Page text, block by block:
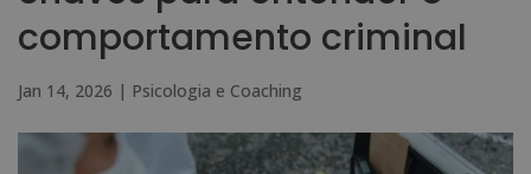
comportamento criminal
Jan 14, 2026 | Psicologia e Coaching